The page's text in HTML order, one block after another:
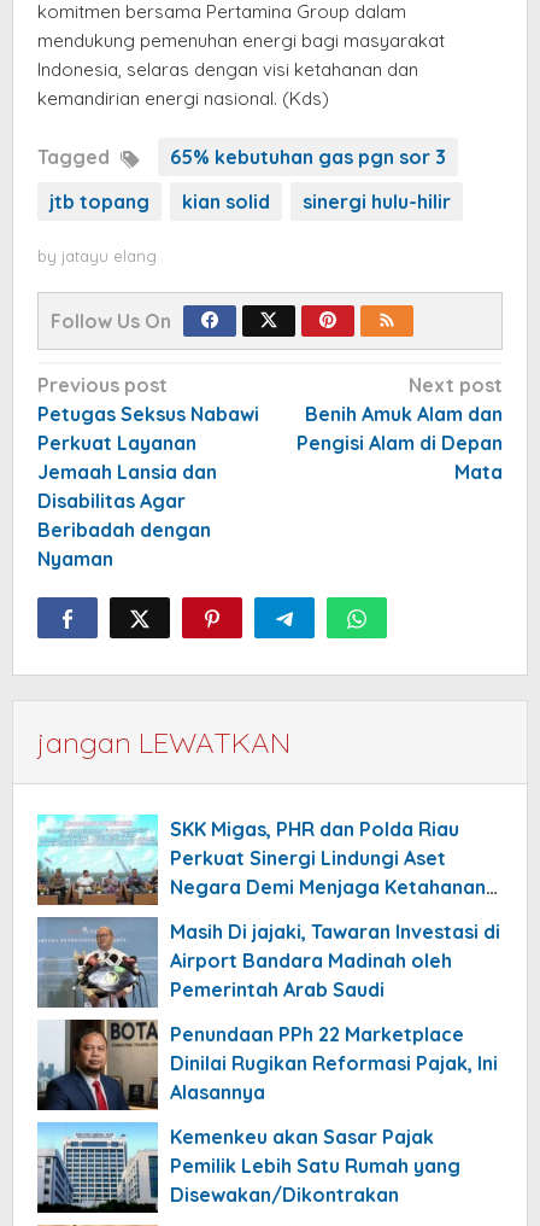
komitmen bersama Pertamina Group dalam
mendukung pemenuhan energi bagi masyarakat
Indonesia, selaras dengan visi ketahanan dan
kemandirian energi nasional. (Kds)
Tagged
65% kebutuhan gas pgn sor 3
jtb topang
kian solid sinergi hulu-hilir
by jatayu elang
Follow Us On
Post
navigation
Previous post
Petugas Seksus Nabawi
Perkuat Layanan
Jemaah Lansia dan
Disabilitas Agar
Beribadah dengan
Nyaman
Next post
Benih Amuk Alam dan
Pengisi Alam di Depan
Mata
jangan LEWATKAN
SKK Migas, PHR dan Polda Riau
Perkuat Sinergi Lindungi Aset
Negara Demi Menjaga Ketahanan
Masih Di jajaki, Tawaran Investasi di
Airport Bandara Madinah oleh
Pemerintah Arab Saudi
Penundaan PPh 22 Marketplace
Dinilai Rugikan Reformasi Pajak, Ini
Alasannya
Kemenkeu akan Sasar Pajak
Pemilik Lebih Satu Rumah yang
Disewakan/Dikontrakan